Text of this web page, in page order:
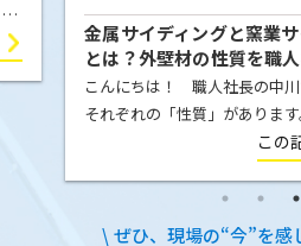
、
【現場レポート】スレー
｜屋根カバー工法（ヒ
例）｜狛江市｜元請け
こんにちは！ キュアビルド
です！＾＾ 今回は屋根カバ
のスレート屋根の上から、
EX」を施工し、新しい屋根
を葺かせていただきました
こ